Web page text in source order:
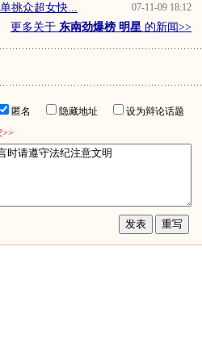
07-11-09 18:12
挑众超女快...
更多关于 东南劲爆榜 明星 的新闻>>
匿名 隐藏地址
设为辩论话题